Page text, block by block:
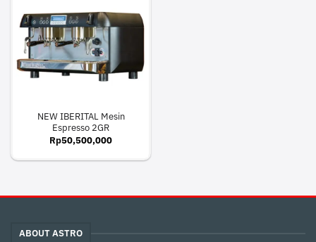
NEW IBERITAL Mesin
Espresso 2GR
Rp50,500,000
ABOUT ASTRO